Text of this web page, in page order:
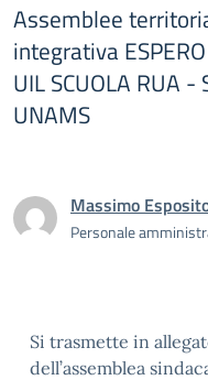
Assemblee
integrativa
UIL SCUOLA RUA -
UNAMS
Massimo
Personale
Si trasmette in
dell’assemblea